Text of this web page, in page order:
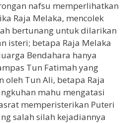
nafsu memperlihatkan
Raja Melaka, mencolek
bertunang untuk dilarikan
isteri; betapa Raja Melaka
Bendahara hanya
Tun Fatimah yang
oleh Tun Ali, betapa Raja
mahu mengatasi
memperisterikan Puteri
salah silah kejadiannya